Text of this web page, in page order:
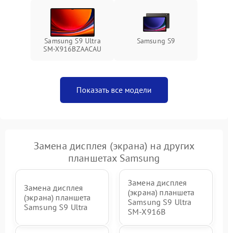
Samsung S9 Ultra
SM-X916BZAACAU
Samsung S9
Показать все модели
Замена дисплея (экрана) на других
планшетах Samsung
Замена дисплея
(экрана) планшета
Samsung S9 Ultra
Замена дисплея
(экрана) планшета
Samsung S9 Ultra
SM-X916B